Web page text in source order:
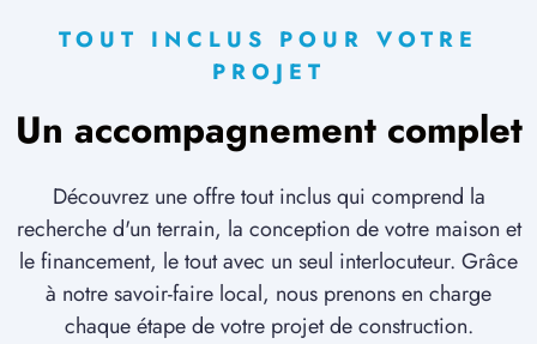
TOUT INCLUS POUR VOTRE
PROJET
Un accompagnement complet
Découvrez une offre tout inclus qui comprend la
recherche d'un terrain, la conception de votre maison et
le financement, le tout avec un seul interlocuteur. Grâce
à notre savoir-faire local, nous prenons en charge
chaque étape de votre projet de construction.